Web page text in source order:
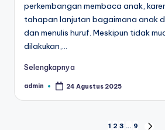
perkembangan membaca anak,
tahapan lanjutan bagaimana anak
dan menulis huruf. Meskipun tidak
dilakukan,…
Selengkapnya
Posted
admin 24 Agustus 2025
1 2 3 … 9